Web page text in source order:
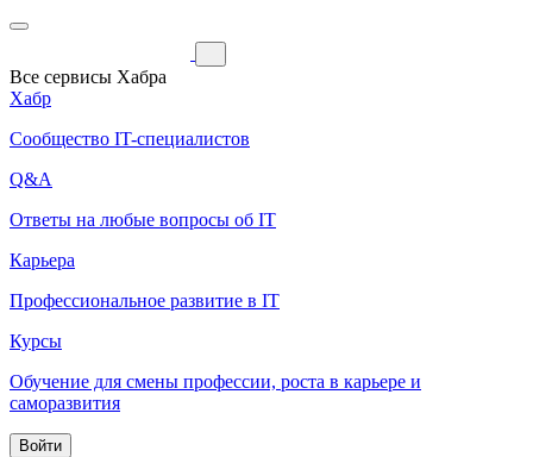
Все сервисы Хабра
Хабр
Сообщество IT-специалистов
Q&A
Ответы на любые вопросы об IT
Карьера
Профессиональное развитие в IT
Курсы
Обучение для смены профессии, роста в карьере и
саморазвития
Войти